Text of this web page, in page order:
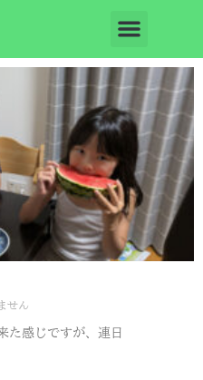
せん
感じですが、連日